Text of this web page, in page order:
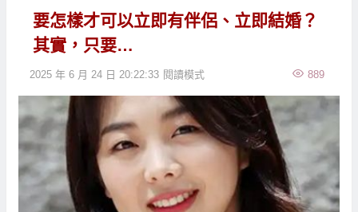
要怎樣才可以立即有伴侶、立即結婚？
其實，只要…
2025 年 6 月 24 日 20:22:33 889
閱讀模式